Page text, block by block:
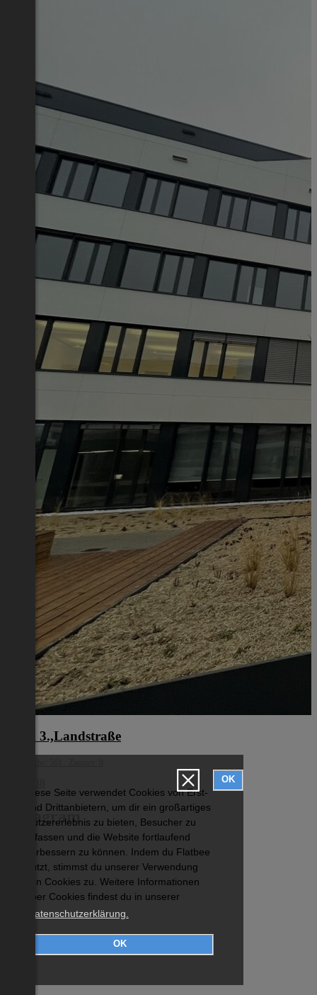
Diese Seite verwendet Cookies von Erst-
und Drittanbietern, um dir ein großartiges
Nutzererlebnis zu bieten, Besucher zu
erfassen und die Website fortlaufend
verbessern zu können. Indem du Flatbee
nutzt, stimmst du unserer Verwendung
von Cookies zu. Weitere Informationen
über Cookies findest du in unserer
Datenschutzerklärung.
OK
OK
Wien 3.,Landstraße
Instagram